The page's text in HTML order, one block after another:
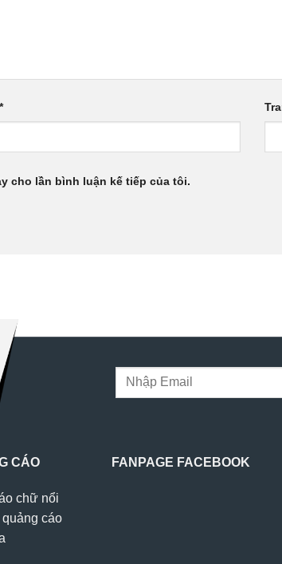
*
cho lần bình luận kế tiếp của tôi.
CÁO
chữ nổi
cáo
FANPAGE FACEBOOK